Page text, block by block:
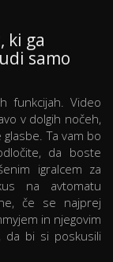
ki ga
samo
funkcijah. Video
v dolgih nočeh,
Ta vam bo
da boste
igralcem za
na avtomatu
če se najprej
in njegovim
da bi si poskusili